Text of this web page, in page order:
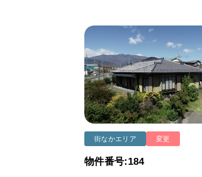
街なかエリア 変更
物件番号:184